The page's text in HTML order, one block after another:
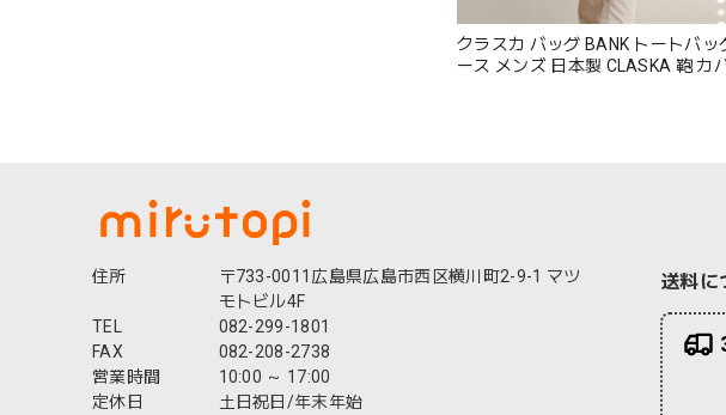
クラスカ バッグ BANK トートバッ
ース メンズ 日本製 CLASKA 鞄 カ
ト 肩掛け ファスナー付き マチな
住所
〒733-0011広島県広島市西区横川町2-9-1 マツ
モトビル4F
TEL
082-299-1801
FAX
082-208-2738
営業時間
10:00 ～ 17:00
定休日
土日祝日/年末年始
送料に